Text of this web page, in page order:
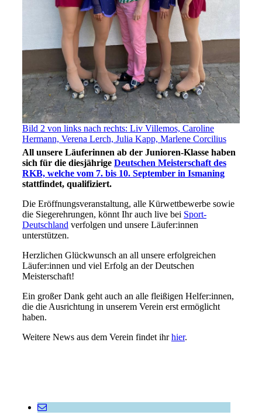
Bild 2 von links nach rechts: Liv Villemos, Caroline
Hermann, Verena Lerch, Julia Kapp, Marlene Corcilius
All unsere Läuferinnen ab der Junioren-Klasse haben
sich für die diesjährige Deutschen Meisterschaft des
RKB, welche vom 7. bis 10. September in Ismaning
stattfindet, qualifiziert.
Die Eröffnungsveranstaltung, alle Kürwettbewerbe sowie
die Siegerehrungen, könnt Ihr auch live bei Sport-
Deutschland verfolgen und unsere Läufer:innen
unterstützen.
Herzlichen Glückwunsch an all unsere erfolgreichen
Läufer:innen und viel Erfolg an der Deutschen
Meisterschaft!
Ein großer Dank geht auch an alle fleißigen Helfer:innen,
die die Ausrichtung in unserem Verein erst ermöglicht
haben.
Weitere News aus dem Verein findet ihrhier.